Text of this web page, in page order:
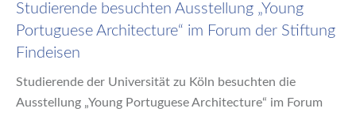
Studierende besuchten Ausstellung „Young
Portuguese Architecture“ im Forum der Stiftung
Findeisen
Studierende der Universität zu Köln besuchten die
Ausstellung „Young Portuguese Architecture“ im Forum